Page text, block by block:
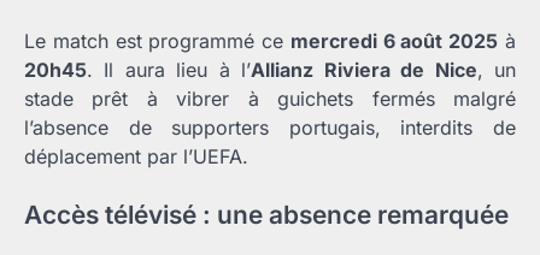
Le match est programmé ce mercredi 6 août 2025 à
20h45. Il aura lieu à l’Allianz Riviera de Nice, un
stade prêt à vibrer à guichets fermés malgré
l’absence de supporters portugais, interdits de
déplacement par l’UEFA.
Accès télévisé : une absence remarquée